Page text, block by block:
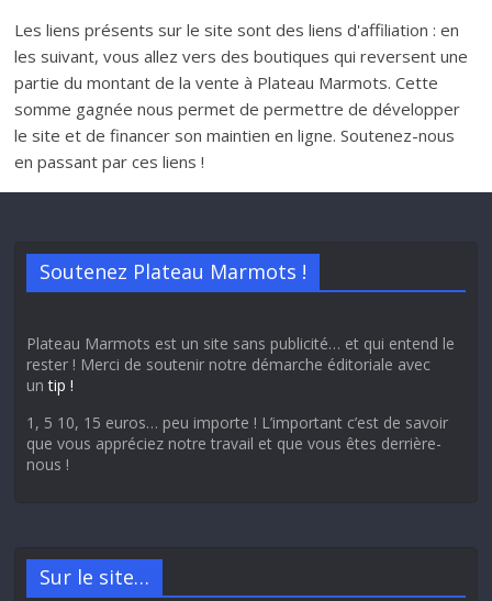
Les liens présents sur le site sont des liens d'affiliation : en
les suivant, vous allez vers des boutiques qui reversent une
partie du montant de la vente à Plateau Marmots. Cette
somme gagnée nous permet de permettre de développer
le site et de financer son maintien en ligne. Soutenez-nous
en passant par ces liens !
Soutenez Plateau Marmots !
Plateau Marmots est un site sans publicité… et qui entend le
rester ! Merci de soutenir notre démarche éditoriale avec
untip !
1, 5 10, 15 euros… peu importe ! L’important c’est de savoir
que vous appréciez notre travail et que vous êtes derrière-
nous !
Sur le site…